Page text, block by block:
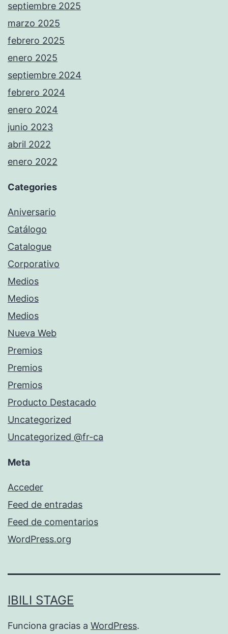
septiembre 2025
marzo 2025
febrero 2025
enero 2025
septiembre 2024
febrero 2024
enero 2024
junio 2023
abril 2022
enero 2022
Categories
Aniversario
Catálogo
Catalogue
Corporativo
Medios
Medios
Medios
Nueva Web
Premios
Premios
Premios
Producto Destacado
Uncategorized
Uncategorized @fr-ca
Meta
Acceder
Feed de entradas
Feed de comentarios
WordPress.org
IBILI STAGE
Funciona gracias a WordPress.